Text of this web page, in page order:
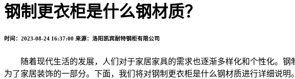
钢制更衣柜是什么钢材质？
时间：2023-08-24 16:37:00 来源：洛阳凯宾耐特钢柜有限公司
随着现代生活的发展，人们对于家居家具的需求也逐渐多样化和个性化。钢
为了家居装饰的一部分。下面，我们将对钢制更衣柜是什么钢材质进行详细说明。